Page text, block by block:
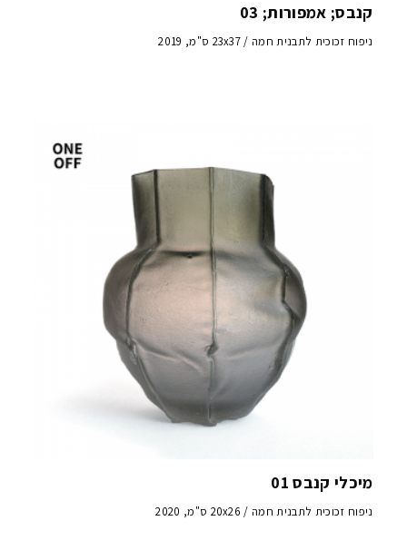
קנבס; אמפורות; 03
ניפוח זכוכית לתבנית חמה / 23x37 ס"מ, 2019
מיכלי קנבס 01
ניפוח זכוכית לתבנית חמה / 20x26 ס"מ, 2020